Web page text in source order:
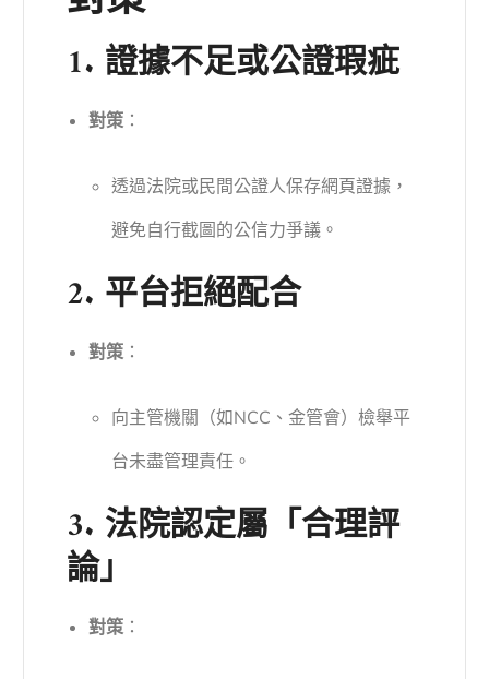
1. 證據不足或公證瑕疵
對策 ：
透過法院或民間公證人保存網頁證據，
避免自行截圖的公信力爭議。
2. 平台拒絕配合
對策 ：
向主管機關（如NCC、金管會）檢舉平
台未盡管理責任。
3. 法院認定屬「合理評
論」
對策 ：